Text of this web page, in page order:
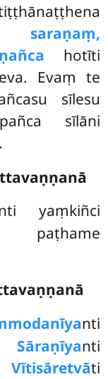
saraṇaṃ,
hotīti
Evaṃ te
sīlesu
sīlāni
yaṃkiñci
paṭhame
nti
Sāraṇīyanti
Vītisāretvāti